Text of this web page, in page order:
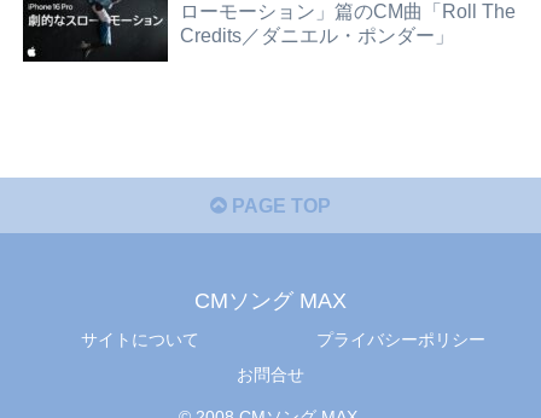
ローモーション」篇のCM曲「Roll The
Credits／ダニエル・ポンダー」
PAGE TOP
CMソング MAX
サイトについて
プライバシーポリシー
お問合せ